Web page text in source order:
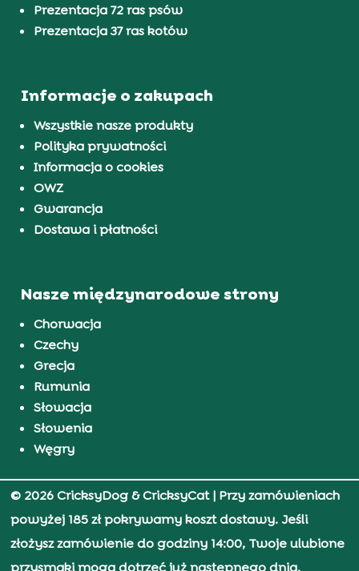
Prezentacja 72 ras psów
Prezentacja 37 ras kotów
Informacje o zakupach
Wszystkie nasze produkty
Polityka prywatności
Informacja o cookies
OWZ
Gwarancja
Dostawa i płatności
Nasze międzynarodowe strony
Chorwacja
Czechy
Grecja
Rumunia
Słowacja
Słowenia
Węgry
© 2026 CricksyDog & CricksyCat| Przy zamówieniach
powyżej 185 zł pokrywamy koszt dostawy. Jeśli
złożysz zamówienie do godziny 14:00, Twoje ulubione
przysmaki mogą dotrzeć już następnego dnia.